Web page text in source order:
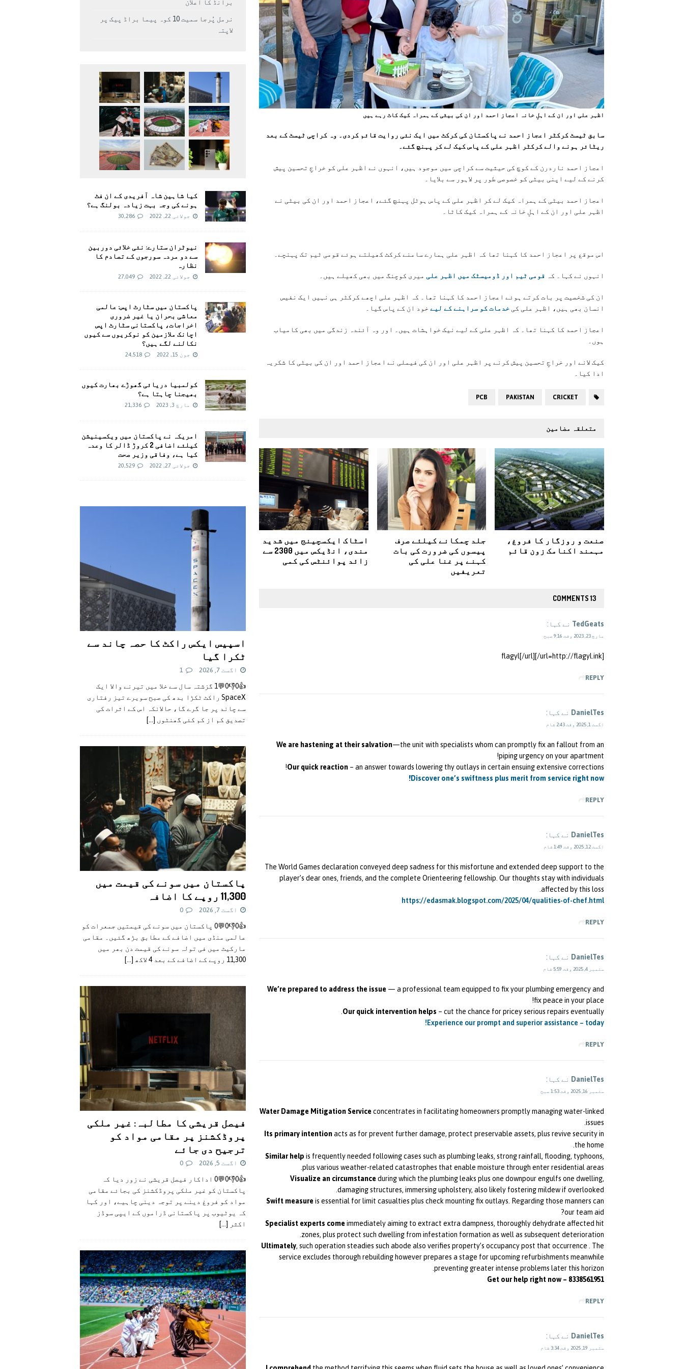
اظہر علی اور ان کے اہلِ خانہ اعجاز احمد اور ان کی بیٹی کے ہمراہ کیک کاٹ رہے ہیں
سابق ٹیسٹ کرکٹر اعجاز احمد نے پاکستان کی کرکٹ میں ایک نئی روایت قائم کردی۔ وہ کراچی ٹیسٹ کے بعد
ریٹائر ہونے والے کرکٹر اظہر علی کے پاس کیک لے کر پہنچ گئے۔
اعجاز احمد ناردرن کے کوچ کی حیثیت سے کراچی میں موجود ہیں، انہوں نے اظہر علی کو خراجِ تحسین پیش
کرنے کے لیے اپنی بیٹی کو خصوصی طور پر لاہور سے بلایا۔
اعجاز احمد بیٹی کے ہمراہ کیک لے کر اظہر علی کے پاس ہوٹل پہنچ گئے، اعجاز احمد اور ان کی بیٹی نے
اظہر علی اور ان کے اہلِ خانہ کے ہمراہ کیک کاٹا۔
اس موقع پر اعجاز احمد کا کہنا تھا کہ اظہر علی ہمارے سامنے کرکٹ کھیلتے ہوئے قومی ٹیم تک پہنچے۔
انہوں نے کہا۔ کہ قومی ٹیم اور ڈومیسٹک میں اظہر علی میری کوچنگ میں بھی کھیلے ہیں۔
ان کی شخصیت پر بات کرتے ہوئے اعجاز احمد کا کہنا تھا۔ کہ اظہر علی اچھے کرکٹر ہی نہیں ایک نفیس
انسان بھی ہیں، اظہر علی کی خدمات کو سراہنے کے لیے خود ان کے پاس گیا۔
اعجاز احمد کا کہنا تھا۔ کہ اظہر علی کے لیے نیک خواہشات ہیں۔ اور وہ آئندہ زندگی میں بھی کامیاب
ہوں۔
کیک لانے اور خراجِ تحسین پیش کرنے پر اظہر علی اور ان کی فیملی نے اعجاز احمد اور ان کی بیٹی کا شکریہ
ادا کیا۔
CRICKET
PAKISTAN
PCB
متعلقہ مضامین
صنعت و روزگار کا فروغ،
مہمند اکنامک زون قائم
جلد چمکانے کیلئے صرف
پیسوں کی ضرورت کی بات
کہنے پر غنا علی کی
تعریفیں
اسٹاک ایکسچینج میں شدید
مندی، انڈیکس میں 2300 سے
زائد پوائنٹس کی کمی
13 COMMENTS
TedGeats نے کہا:
مارچ 23, 2023 وقت 9:16 صبح
[url=http://flagyl.ink/]flagyl[/url]
REPLY
DanielTes نے کہا:
اگست 1, 2025 وقت 2:43 شام
We are hastening at their salvation—the unit with specialists whom can promptly fix an fallout from an
piping urgency on your apartment!
Our quick reaction – an answer towards lowering thy outlays in certain ensuing extensive corrections!
Discover one’s swiftness plus merit from service right now!
REPLY
DanielTes نے کہا:
اگست 12, 2025 وقت 1:49 شام
The World Games declaration conveyed deep sadness for this misfortune and extended deep support to the
player’s dear ones, friends, and the complete Orienteering fellowship. Our thoughts stay with individuals
affected by this loss.
https://edasmak.blogspot.com/2025/04/qualities-of-chef.html
REPLY
DanielTes نے کہا:
ستمبر 4, 2025 وقت 5:59 شام
We’re prepared to address the issue — a professional team equipped to fix your plumbing emergency and
fix peace in your place!
Our quick intervention helps – cut the chance for pricey serious repairs eventually.
Experience our prompt and superior assistance – today!
REPLY
DanielTes نے کہا:
ستمبر 16, 2025 وقت 1:53 صبح
Water Damage Mitigation Serviceconcentrates in facilitating homeowners promptly managing water-linked
issues.
Its primary intentionacts as for prevent further damage, protect preservable assets, plus revive security in
the home.
Similar help is frequently needed following cases such as plumbing leaks, strong rainfall, flooding, typhoons,
plus various weather-related catastrophes that enable moisture through enter residential areas.
Visualize an circumstanceduring which the plumbing leaks plus one downpour engulfs one dwelling,
damaging structures, immersing upholstery, also likely fostering mildew if overlooked.
Swift measureis essential for limit casualties plus check mounting fix outlays. Regarding those manners can
our team aid?
Specialist experts comeimmediately aiming to extract extra dampness, thoroughly dehydrate affected hit
zones, plus protect such dwelling from infestation formation as well as subsequent deterioration.
Ultimately, such operation steadies such abode also verifies property’s occupancy post that occurrence . The
service excludes thorough rebuilding however prepares a stage for upcoming refurbishments meanwhile
preventing greater intense problems later this horizon.
Get our help right now – 8338561951
REPLY
DanielTes نے کہا:
ستمبر 19, 2025 وقت 3:34 شام
برانڈ کا اعلان
نرمل پُرجا سمیت 10 کوہ پیما براڈ پیک پر
لاپتہ
کیا شاہین شاہ آفریدی کے ان فٹ
ہونے کی وجہ بہت زیادہ بولنگ ہے؟
جولائی 22, 2022 30,286
نیوٹران ستارے: نئی خلائی دوربین
سے دو مردہ سورجوں کے تصادم کا
نظارہ
جولائی 22, 2022 27,049
پاکستان میں سٹارٹ اپس: عالمی
معاشی بحران یا غیر ضروری
اخراجات، پاکستانی سٹارٹ اپس
اچانک ملازمین کو نوکریوں سے کیوں
نکالنے لگے ہیں؟
جون 15, 2022 24,518
کولمبیا دریائی گھوڑے بھارت کیوں
بھیجنا چاہتا ہے؟
مارچ 3, 2023 21,336
امريکہ نے پاکستان میں ویکسینیشن
کیلئے اضافی 2 کروڑ ڈالر کا وعدہ
کیا ہے، وفاقی وزیر صحت
جولائی 27, 2022 20,529
اسپیس ایکس راکٹ کا حصہ چاند سے
ٹکرا گیا
اگست 7, 2026 1
👍0👎0💬1 گزشتہ سال سے خلا میں تیرنے والا ایک
SpaceX راکٹ ٹکڑا بدھ کی صبح سویرے تیز رفتاری
سے چاند پر جا گرے گا، حالانکہ اس کے اثرات کی
تصدیق کم از کم کئی گھنٹوں [...]
پاکستان میں سونے کی قیمت میں
11,300 روپے کا اضافہ
اگست 7, 2026 0
👍0👎0💬0 پاکستان میں سونے کی قیمتیں جمعرات کو
عالمی منڈی میں اضافے کے مطابق بڑھ گئیں۔ مقامی
مارکیٹ میں فی تولہ سونے کی قیمت دن بھر میں
11,300 روپے کے اضافے کے بعد 4 لاکھ
[...]
فیصل قریشی کا مطالبہ: غیر ملکی
پروڈکشنز پر مقامی مواد کو
ترجیح دی جائے
اگست 5, 2026 0
👍0👎0💬0 اداکار فیصل قریشی نے زور دیا کہ
پاکستان کو غیر ملکی پروڈکشنز کی بجائے مقامی
مواد کو فروغ دینے پر توجہ دینی چاہیے، اور کہا
کہ یوٹیوب پر پاکستانی ڈراموں کے ایپی سوڈز
اکثر
[...]